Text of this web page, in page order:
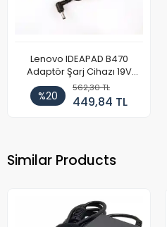
Lenovo IDEAPAD B470
Adaptör Şarj Cihazı 19V
4.74A
%20
562,30 TL
449,84 TL
Similar Products